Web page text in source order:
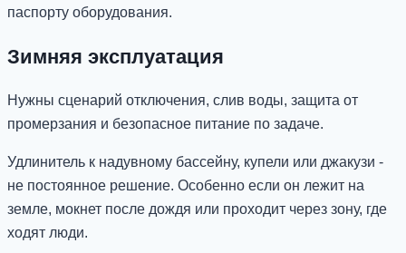
паспорту оборудования.
Зимняя эксплуатация
Нужны сценарий отключения, слив воды, защита от
промерзания и безопасное питание по задаче.
Удлинитель к надувному бассейну, купели или джакузи -
не постоянное решение. Особенно если он лежит на
земле, мокнет после дождя или проходит через зону, где
ходят люди.